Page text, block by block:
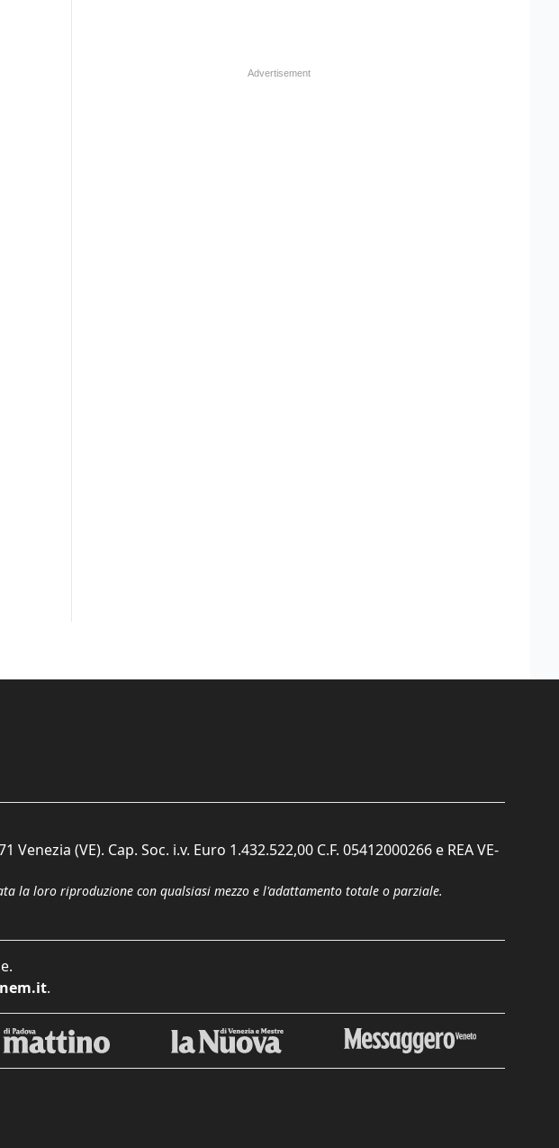
(VE). Cap. Soc. i.v. Euro 1.432.522,00 C.F. 05412000266 e REA VE-
la loro riproduzione con qualsiasi mezzo e l'adattamento totale o parziale.
.